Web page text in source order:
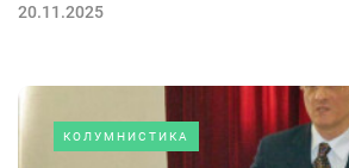
20.11.2025
КОЛУМНИСТИКА